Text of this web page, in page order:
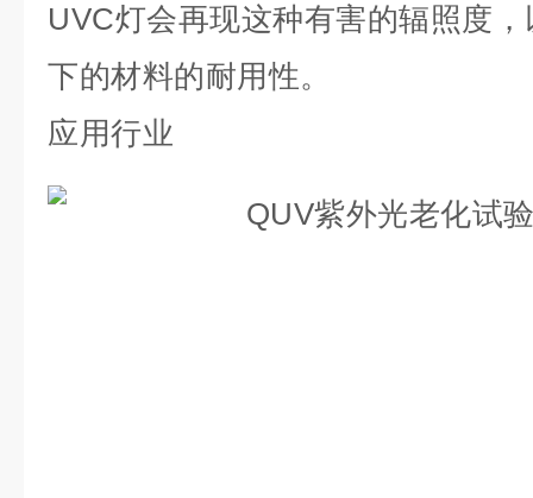
UVC灯会再现这种有害的辐照度
下的材料的耐用性。
应用行业